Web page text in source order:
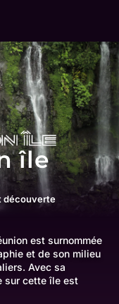
île
découverte
est surnommée
et de son milieu
Avec sa
sur cette île est